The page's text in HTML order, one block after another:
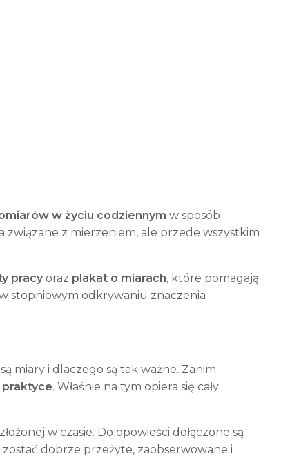
w życiu codziennym w sposób
związane z mierzeniem, ale przede wszystkim
pracy oraz plakat o miarach, które pomagają
stopniowym odkrywaniu znaczenia
miary i dlaczego są tak ważne. Zanim
praktyce. Właśnie na tym opiera się cały
w czasie. Do opowieści dołączone są
dobrze przeżyte, zaobserwowane i